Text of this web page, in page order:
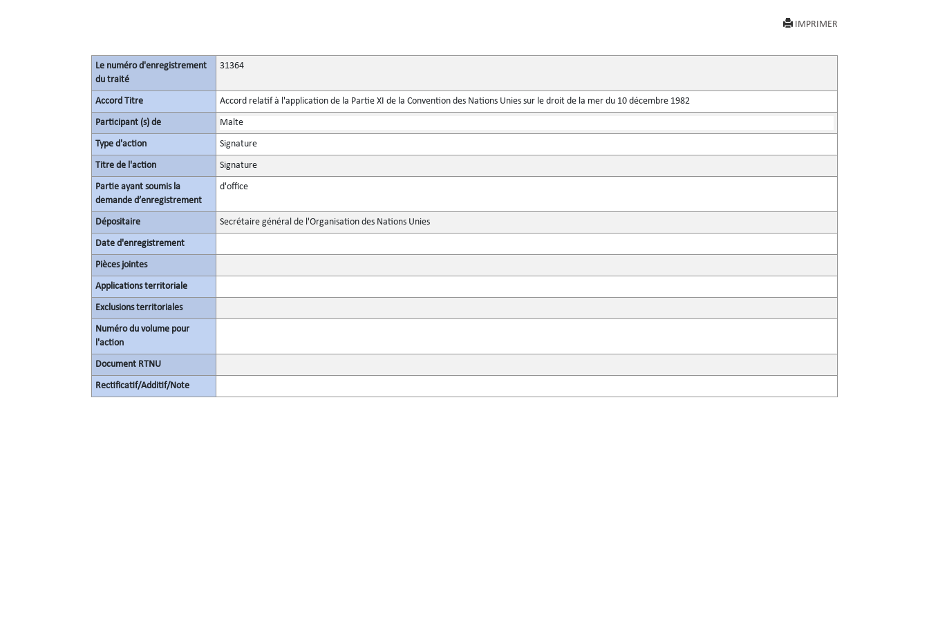
IMPRIMER
Le numéro d'enregistrement
du traité
31364
Accord Titre Accord relatif à l'application de la Partie XI de la Convention des Nations Unies sur le droit de la mer du 10 décembre 1982
Participant (s) de Malte
Type d'action Signature
Titre de l'action Signature
Partie ayant soumis la
demande d’enregistrement
d'office
Dépositaire Secrétaire général de l'Organisation des Nations Unies
Date d'enregistrement
Pièces jointes
Applications territoriale
Exclusions territoriales
Numéro du volume pour
l'action
Document RTNU
Rectificatif/Additif/Note